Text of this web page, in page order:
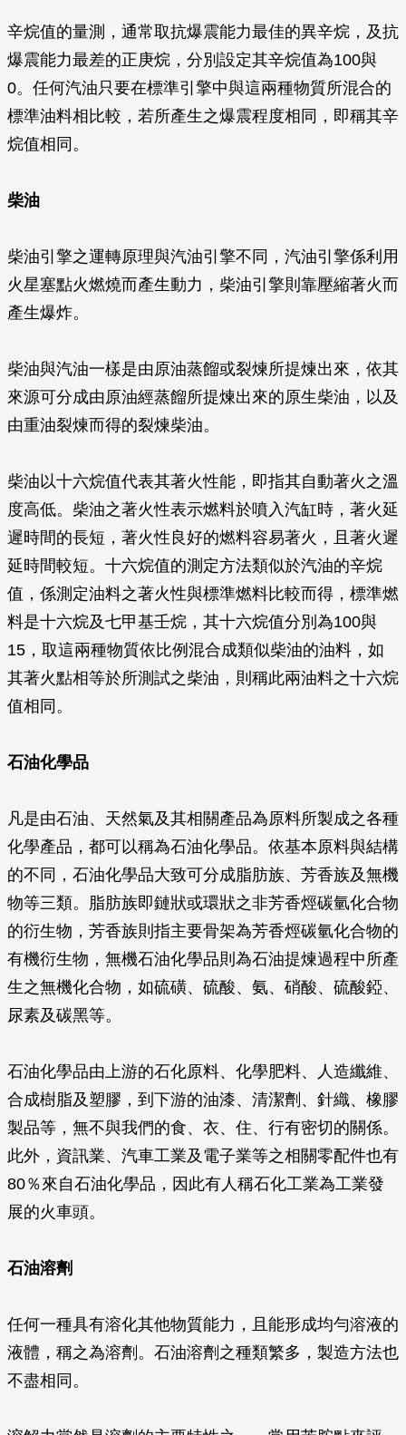
辛烷值的量測，通常取抗爆震能力最佳的異辛烷，及抗
爆震能力最差的正庚烷，分別設定其辛烷值為100與
0。任何汽油只要在標準引擎中與這兩種物質所混合的
標準油料相比較，若所產生之爆震程度相同，即稱其辛
烷值相同。
柴油
柴油引擎之運轉原理與汽油引擎不同，汽油引擎係利用
火星塞點火燃燒而產生動力，柴油引擎則靠壓縮著火而
產生爆炸。
柴油與汽油一樣是由原油蒸餾或裂煉所提煉出來，依其
來源可分成由原油經蒸餾所提煉出來的原生柴油，以及
由重油裂煉而得的裂煉柴油。
柴油以十六烷值代表其著火性能，即指其自動著火之溫
度高低。柴油之著火性表示燃料於噴入汽缸時，著火延
遲時間的長短，著火性良好的燃料容易著火，且著火遲
延時間較短。十六烷值的測定方法類似於汽油的辛烷
值，係測定油料之著火性與標準燃料比較而得，標準燃
料是十六烷及七甲基壬烷，其十六烷值分別為100與
15，取這兩種物質依比例混合成類似柴油的油料，如
其著火點相等於所測試之柴油，則稱此兩油料之十六烷
值相同。
石油化學品
凡是由石油、天然氣及其相關產品為原料所製成之各種
化學產品，都可以稱為石油化學品。依基本原料與結構
的不同，石油化學品大致可分成脂肪族、芳香族及無機
物等三類。脂肪族即鏈狀或環狀之非芳香烴碳氫化合物
的衍生物，芳香族則指主要骨架為芳香烴碳氫化合物的
有機衍生物，無機石油化學品則為石油提煉過程中所產
生之無機化合物，如硫磺、硫酸、氨、硝酸、硫酸錏、
尿素及碳黑等。
石油化學品由上游的石化原料、化學肥料、人造纖維、
合成樹脂及塑膠，到下游的油漆、清潔劑、針織、橡膠
製品等，無不與我們的食、衣、住、行有密切的關係。
此外，資訊業、汽車工業及電子業等之相關零配件也有
80％來自石油化學品，因此有人稱石化工業為工業發
展的火車頭。
石油溶劑
任何一種具有溶化其他物質能力，且能形成均勻溶液的
液體，稱之為溶劑。石油溶劑之種類繁多，製造方法也
不盡相同。